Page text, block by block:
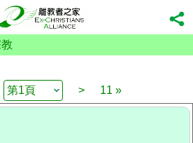
> 11 »